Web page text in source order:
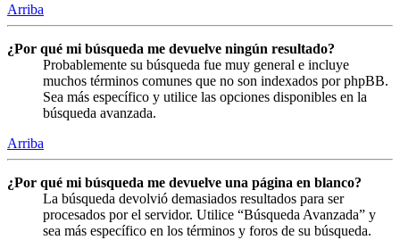
Arriba
¿Por qué mi búsqueda me devuelve ningún resultado?
Probablemente su búsqueda fue muy general e incluye
muchos términos comunes que no son indexados por phpBB.
Sea más específico y utilice las opciones disponibles en la
búsqueda avanzada.
Arriba
¿Por qué mi búsqueda me devuelve una página en blanco?
La búsqueda devolvió demasiados resultados para ser
procesados por el servidor. Utilice “Búsqueda Avanzada” y
sea más específico en los términos y foros de su búsqueda.